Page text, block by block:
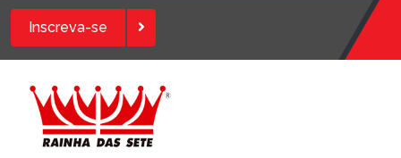
Inscreva-se